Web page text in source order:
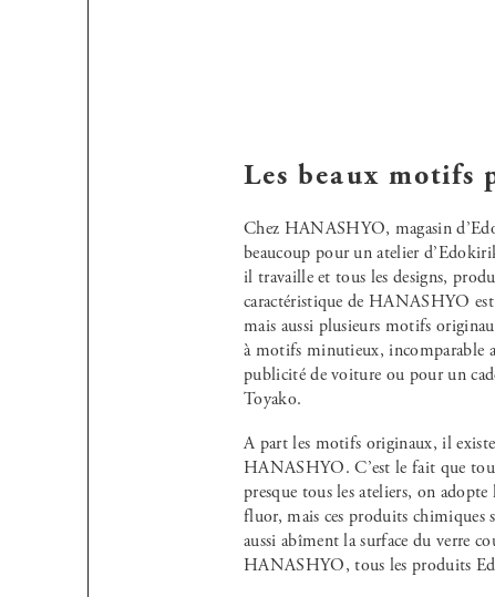
Les beaux motifs
Chez HANASHYO, magasin
beaucoup pour un atelier
il travaille et tous les designs,
caractéristique de HANASHYO
mais aussi plusieurs motifs
à motifs minutieux, incomparable
publicité de voiture ou pour un
Toyako.
A part les motifs originaux, il
HANASHYO. C’est le fait que
presque tous les ateliers, on
fluor, mais ces produits chimiques
aussi abîment la surface du verre
HANASHYO, tous les produits